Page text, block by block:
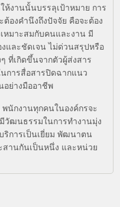
ห้งานนั้นบรรลุเป้าหมาย การ
องคำนึงถึงปัจจัย คือจะต้อง
หมาะสมกับคนและงาน มี
และชัดเจน ไม่ด่วนสรุปหรือ
ที่เกิดขึ้นจากตัวผู้ส่งสาร
การสื่อสารปิดฉากแนว
อย่างมืออาชีพ
นักงานทุกคนในองค์กรจะ
วัฒนธรรมในการทำงานมุ่ง
ริการเป็นเยี่ยม พัฒนาตน
สานกันเป็นหนึ่ง และหน่วย